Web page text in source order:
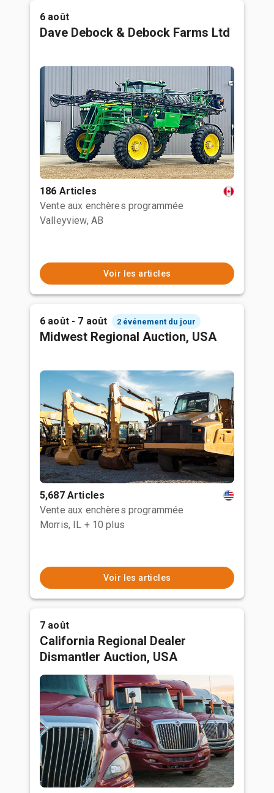
6 août
Dave Debock & Debock Farms Ltd
186 Articles
Vente aux enchères programmée
Valleyview, AB
Voir les articles
6 août - 7 août 2 événement du jour
Midwest Regional Auction, USA
5,687 Articles
Vente aux enchères programmée
Morris, IL + 10 plus
Voir les articles
7 août
California Regional Dealer
Dismantler Auction, USA